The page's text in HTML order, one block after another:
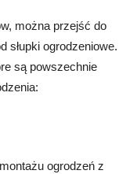
można przejść do
słupki ogrodzeniowe.
są powszechnie
ogrodzeń z